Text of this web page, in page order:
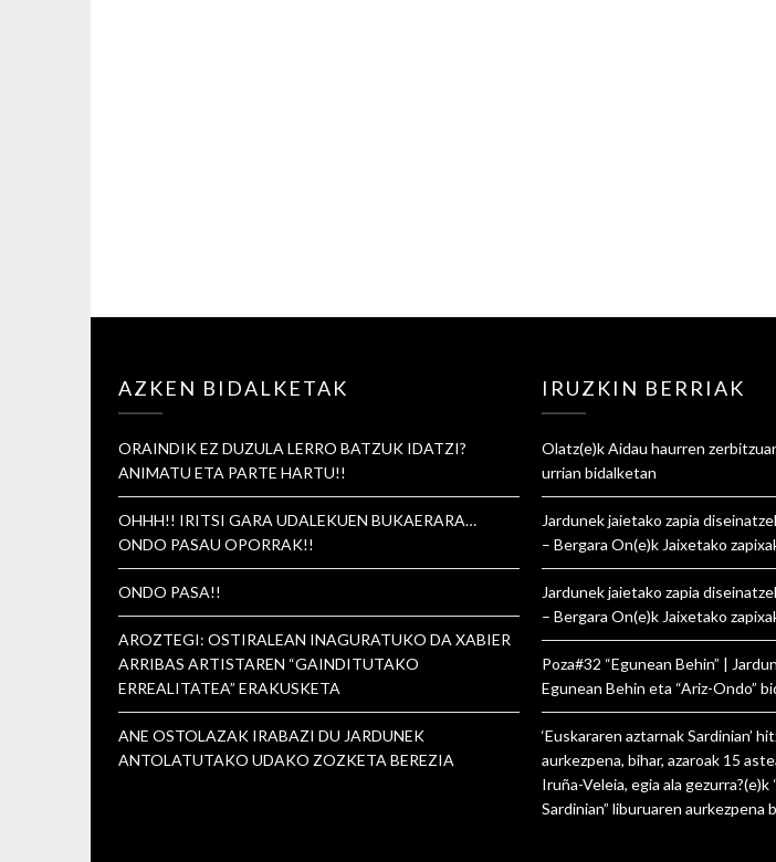
AZKEN BIDALKETAK
ORAINDIK EZ DUZULA LERRO BATZUK IDATZI?
ANIMATU ETA PARTE HARTU!!
OHHH!! IRITSI GARA UDALEKUEN BUKAERARA…
ONDO PASAU OPORRAK!!
ONDO PASA!!
AROZTEGI: OSTIRALEAN INAGURATUKO DA XABIER
ARRIBAS ARTISTAREN “GAINDITUTAKO
ERREALITATEA” ERAKUSKETA
ANE OSTOLAZAK IRABAZI DU JARDUNEK
ANTOLATUTAKO UDAKO ZOZKETA BEREZIA
IRUZKIN BERRIAK
Olatz(e)kAidau haurren
urrian bidalketan
Jardunek jaietako zapia
– Bergara On(e)k Jaixetako
Jardunek jaietako zapia
– Bergara On(e)k Jaixetako
Poza#32 “Egunean Behin” |
Egunean Behin eta “Ariz-Ondo”
‘Euskararen aztarnak Sardinian’
aurkezpena, bihar, azaroak 15
Iruña-Veleia, egia ala gezurra?(e)k
Sardinian” liburuaren aurkezpena